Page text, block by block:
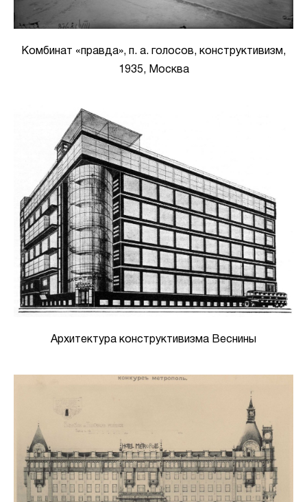
Комбинат «правда», п. а. голосов, конструктивизм,
1935, Москва
Архитектура конструктивизма Веснины